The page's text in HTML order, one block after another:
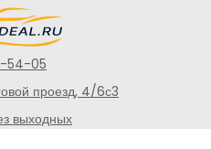
54-05
проезд, 4/6с3
выходных